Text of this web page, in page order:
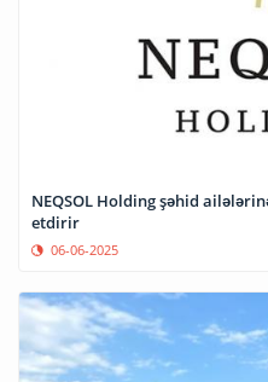
NEQSOL Holding şəhid
etdirir
06-06-2025